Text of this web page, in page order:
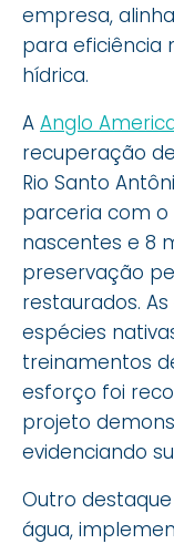
empresa,
para eficiência
hídrica.
A Anglo
recuperação
Rio Santo
parceria com o
nascentes e 8
preservação
restaurados.
espécies
treinamentos
esforço foi
projeto
evidenciando
Outro
água,